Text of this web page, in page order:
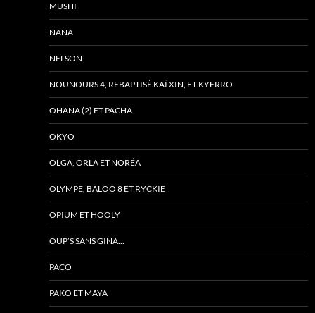
MUSHI
NANA
NELSON
NOUNOURS 4, REBAPTISÉ KAÏ XIN, ET KYERRO
OHANA (2) ET PACHA
OKYO
OLGA, ORLA ET NORÉA
OLYMPE, BALOO 8 ET RYCKIE
OPIUM ET HOOLY
OUP’S SANS GINA…
PACO
PAKO ET MAYA